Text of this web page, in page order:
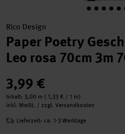
Rico Design
Paper Poetry
Leo rosa 70cm 3m
3,99 €
Inhalt: 3,00 m ( 1,33 € / 1 m)
inkl. MwSt. / zzgl. Versandkosten
Lieferzeit: ca. 1-3 Werktage